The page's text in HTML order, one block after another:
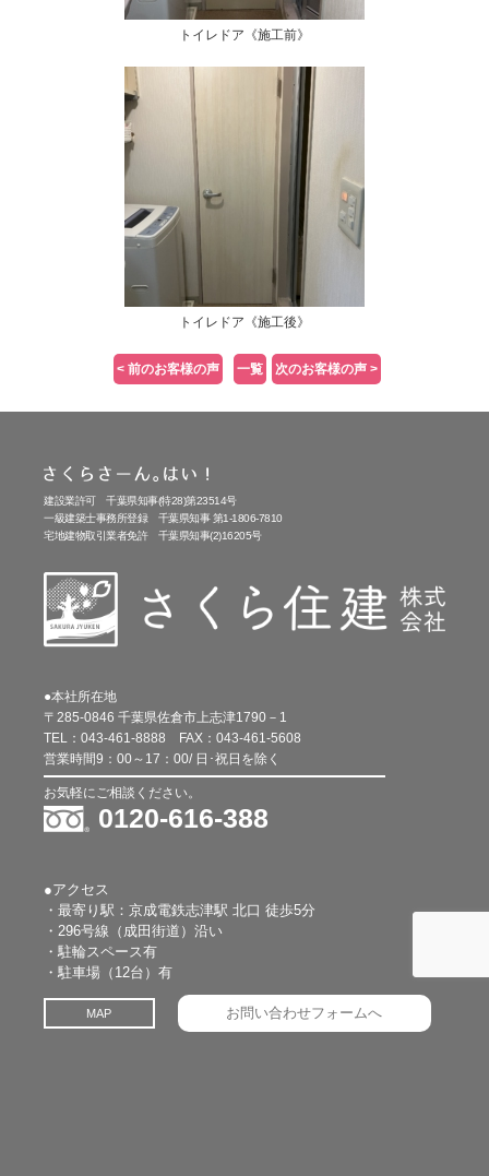
トイレドア《施工前》
トイレドア《施工後》
< 前のお客様の声 一覧 次のお客様の声 >
建設業許可 千葉県知事(特28)第23514号
一級建築士事務所登録 千葉県知事 第1-1806-7810
宅地建物取引業者免許 千葉県知事(2)16205号
●本社所在地
〒285-0846 千葉県佐倉市上志津1790－1
TEL： 043-461-8888 FAX： 043-461-5608
営業時間9：00～17：00/ 日･祝日を除く
お気軽にご相談ください。
0120-616-388
●アクセス
・最寄り駅：京成電鉄志津駅 北口 徒歩5分
・296号線（成田街道）沿い
・駐輪スペース有
・駐車場（12台）有
MAP お問い合わせフォームへ